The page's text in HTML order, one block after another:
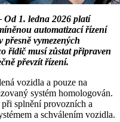
1. ledna 2026 platí
automatizací řízení
vymezených
řidič musí zůstat připraven
převzít řízení.
vozidla a pouze na
systém homologován.
splnění provozních a
a schválením vozidla.